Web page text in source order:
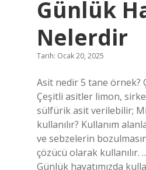
Günlük
Nelerdir
Tarih: Ocak 20, 2025
Asit nedir 5 tane örnek?
Çeşitli asitler limon,
sülfürik asit verilebilir;
kullanılır? Kullanım
ve sebzelerin
çözücü olarak kullanılır.
Günlük hayatımızda